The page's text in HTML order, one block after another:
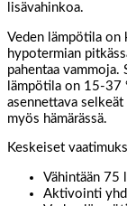
lisävahinkoa.
Veden lämpötila
hypotermian
pahentaa vammoja.
lämpötila on 15-37
asennettava
myös hämärässä.
Keskeiset
Vähintään 75
Aktivointi